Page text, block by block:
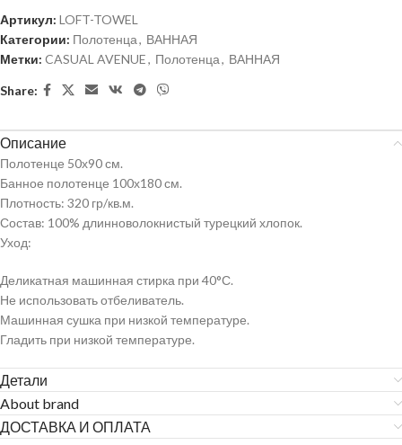
Артикул: LOFT-TOWEL
Категории: Полотенца, ВАННАЯ
Метки: CASUAL AVENUE, Полотенца, ВАННАЯ
Share:
Описание
Полотенце 50х90 см.
Банное полотенце 100х180 см.
Плотность: 320 гр/кв.м.
Состав: 100% длинноволокнистый турецкий хлопок.
Уход:
Деликатная машинная стирка при 40°С.
Не использовать отбеливатель.
Машинная сушка при низкой температуре.
Гладить при низкой температуре.
Детали
About brand
ДОСТАВКА И ОПЛАТА